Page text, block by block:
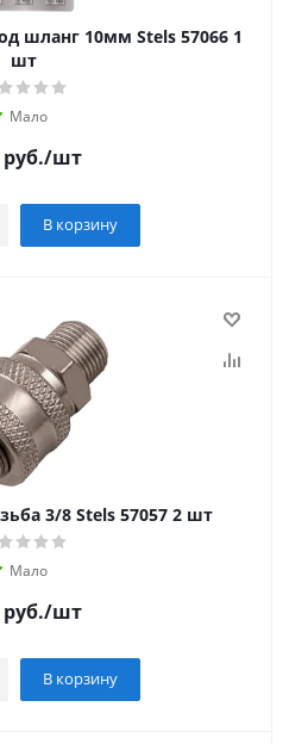
шланг 10мм Stels 57066 1
шт
Мало
/шт
В корзину
Муфта внешняя резьба 3/8 Stels 57057 2 шт
Мало
/шт
В корзину